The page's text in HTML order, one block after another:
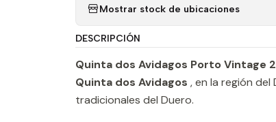
Mostrar stock de ubicaciones
DESCRIPCIÓN
Quinta dos Avidagos Porto Vintage
Quinta dos Avidagos , en la región
tradicionales del Duero.